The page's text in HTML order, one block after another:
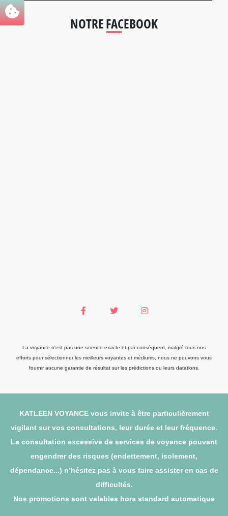
NOTRE FACEBOOK
La voyance n'est pas une science exacte et par conséquent, malgré tous nos
efforts pour sélectionner les meilleurs voyantes et médiums, nous ne pouvons vous
fournir aucune garantie de résultat sur les prédictions ou leurs datations.
KATLEEN VOYANCE vous invite à être particulièrement
vigilant sur vos consultations, leur durée et leur fréquence.
La consultation excessive de services de voyance pouvant
engendrer des risques (endettement, isolement,
dépendance...) n’hésitez pas à vous faire assister en cas de
difficultés.
Nos promotions sont valables hors standard automatique